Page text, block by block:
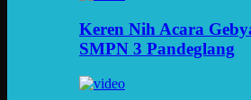
Keren Nih Acara
SMPN 3 Pandeglang